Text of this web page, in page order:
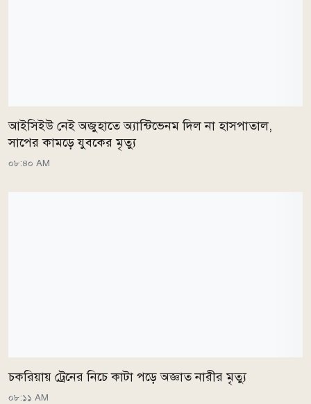
আইসিইউ নেই অজুহাতে অ্যান্টিভেনম দিল না হাসপাতাল,
সাপের কামড়ে যুবকের মৃত্যু
০৮:৪০ AM
চকরিয়ায় ট্রেনের নিচে কাটা পড়ে অজ্ঞাত নারীর মৃত্যু
০৮:১১ AM